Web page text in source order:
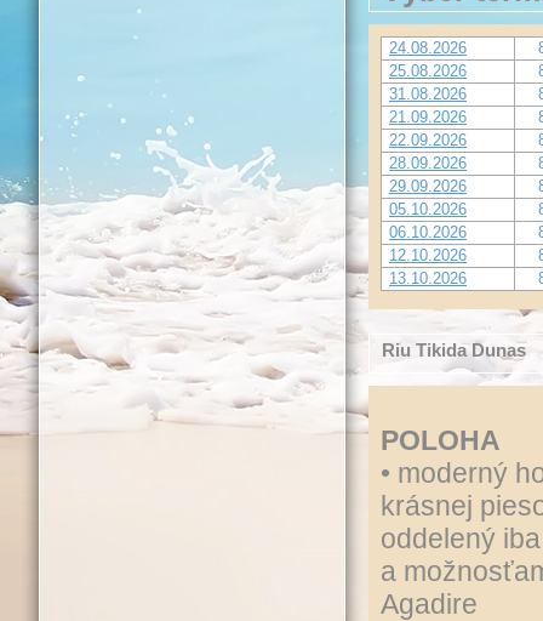
24.08.2026
25.08.2026
31.08.2026
21.09.2026
22.09.2026
28.09.2026
29.09.2026
05.10.2026
06.10.2026
12.10.2026
13.10.2026
Riu Tikida Dunas
POLOHA
• moderný
krásnej
oddelený
a
Agadire